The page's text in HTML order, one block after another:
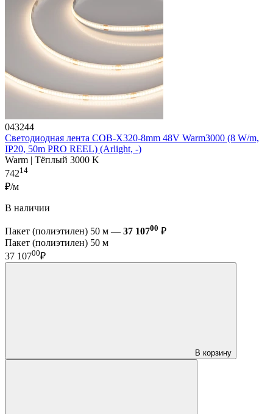
043244
Светодиодная лента COB-X320-8mm 48V Warm3000 (8 W/m,
IP20, 50m PRO REEL) (Arlight, -)
Warm | Тёплый 3000 K
74214
₽/м
В наличии
Пакет (полиэтилен) 50 м — 37 10700 ₽
Пакет (полиэтилен) 50 м
37 10700₽
В корзину